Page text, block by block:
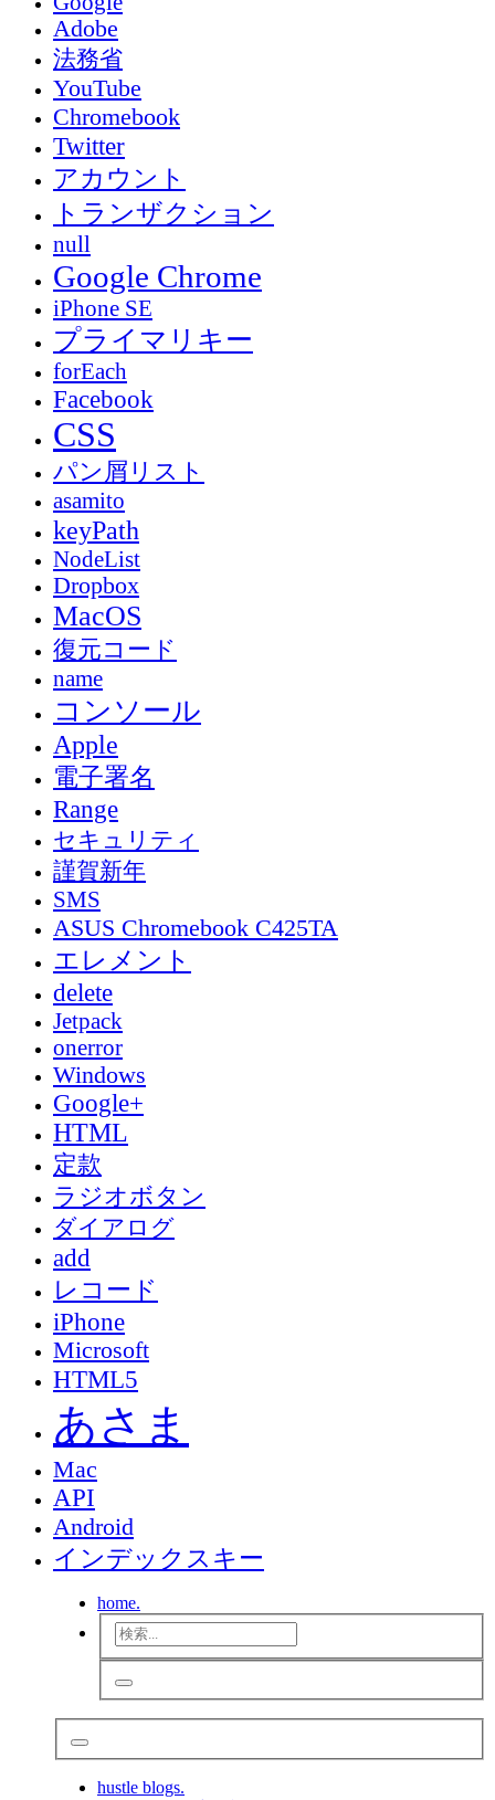
Adobe
法務省
YouTube
Chromebook
Twitter
アカウント
トランザクション
null
Google Chrome
iPhone SE
プライマリキー
forEach
Facebook
CSS
パン屑リスト
asamito
keyPath
NodeList
Dropbox
MacOS
復元コード
name
コンソール
Apple
電子署名
Range
セキュリティ
謹賀新年
SMS
ASUS Chromebook C425TA
エレメント
delete
Jetpack
onerror
Windows
Google+
HTML
定款
ラジオボタン
ダイアログ
add
レコード
iPhone
Microsoft
HTML5
あさま
Mac
API
Android
インデックスキー
home.
hustle blogs.